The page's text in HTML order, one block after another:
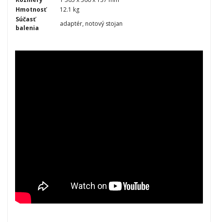
Hmotnosť
12.1 kg
Súčasť
balenia
adaptér, notový stojan